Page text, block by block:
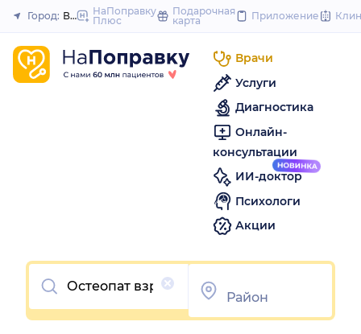
to
Закрыть
Город: ВолгоградНаПоправку
Плюс
Подарочная
карта
Приложение
Врачи
Услуги
Диагностика
Онлайн-
консультации
ИИ-доктор
Психологи
Акции
Очистить